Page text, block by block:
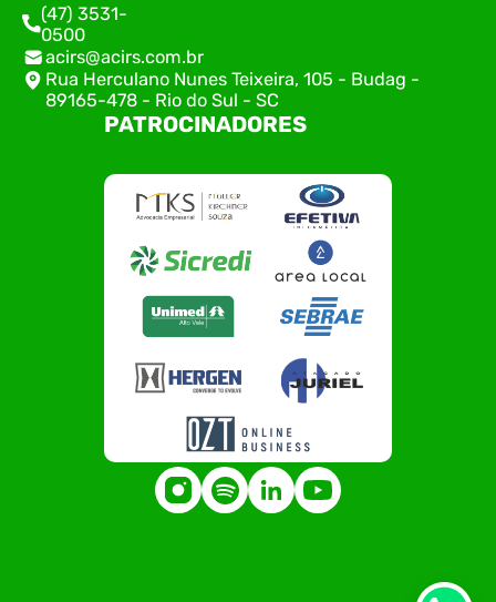
(47) 3531-
0500
acirs@acirs.com.br
Rua Herculano Nunes Teixeira, 105 - Budag -
89165-478 - Rio do Sul - SC
PATROCINADORES